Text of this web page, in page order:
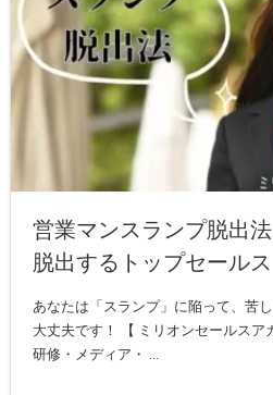
営業マンスランプ脱出
脱出するトップセール
あなたは「スランプ」に陥って、苦
大丈夫です！ 【 ミリオンセールス
研修・メディア・ ...